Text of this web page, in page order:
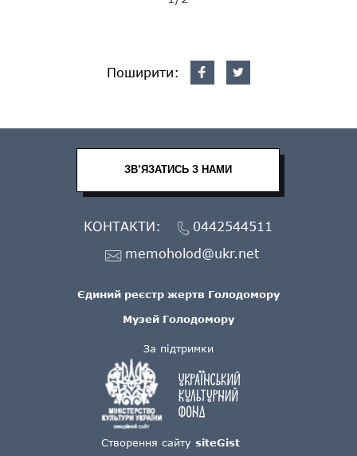
Поширити:
За підтримки
Створення сайту siteGist
Єдиний реєстр жертв Голодомору
Музей Голодомору
ЗВ’ЯЗАТИСЬ З НАМИ
КОНТАКТИ:
0442544511
memoholod@ukr.net